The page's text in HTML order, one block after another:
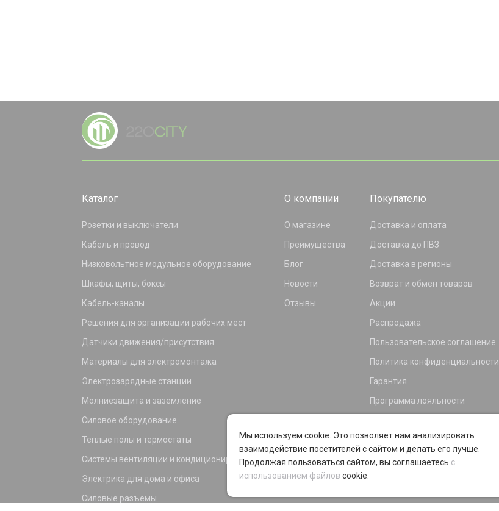
Каталог
Розетки и выключатели
Кабель и провод
Низковольтное модульное оборудование
Шкафы, щиты, боксы
Кабель-каналы
Решения для организации рабочих мест
Датчики движения/присутствия
Материалы для электромонтажа
Электрозарядные станции
Молниезащита и заземление
Силовое оборудование
Теплые полы и термостаты
Системы вентиляции и кондиционирования
Электрика для дома и офиса
Силовые разъемы
О компании
О магазине
Преимущества
Блог
Новости
Отзывы
Покупателю
Доставка и оплата
Доставка до ПВЗ
Доставка в регионы
Возврат и обмен товаров
Акции
Распродажа
Пользовательское соглашение
Политика конфиденциальности
Гарантия
Программа лояльности
Мы используем cookie. Это позволяет нам анализировать
взаимодействие посетителей с сайтом и делать его лучше.
Продолжая пользоваться сайтом, вы соглашаетесь с
использованием файлов cookie.